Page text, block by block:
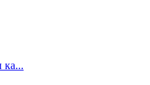
ка...